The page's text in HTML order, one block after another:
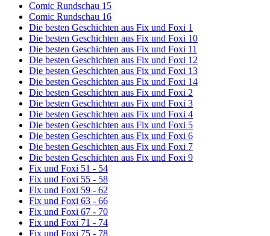
Comic Rundschau 15
Comic Rundschau 16
Die besten Geschichten aus Fix und Foxi 1
Die besten Geschichten aus Fix und Foxi 10
Die besten Geschichten aus Fix und Foxi 11
Die besten Geschichten aus Fix und Foxi 12
Die besten Geschichten aus Fix und Foxi 13
Die besten Geschichten aus Fix und Foxi 14
Die besten Geschichten aus Fix und Foxi 2
Die besten Geschichten aus Fix und Foxi 3
Die besten Geschichten aus Fix und Foxi 4
Die besten Geschichten aus Fix und Foxi 5
Die besten Geschichten aus Fix und Foxi 6
Die besten Geschichten aus Fix und Foxi 7
Die besten Geschichten aus Fix und Foxi 9
Fix und Foxi 51 - 54
Fix und Foxi 55 - 58
Fix und Foxi 59 - 62
Fix und Foxi 63 - 66
Fix und Foxi 67 - 70
Fix und Foxi 71 - 74
Fix und Foxi 75 - 78